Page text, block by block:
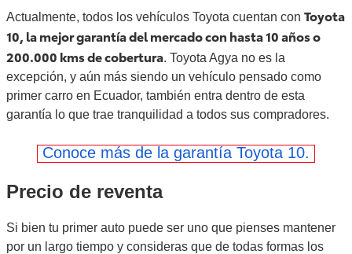
Actualmente, todos los vehículos Toyota cuentan con Toyota
10, la mejor garantía del mercado con hasta 10 años o
200.000 kms de cobertura. Toyota Agya no es la
excepción, y aún más siendo un vehículo pensado como
primer carro en Ecuador, también entra dentro de esta
garantía lo que trae tranquilidad a todos sus compradores.
Conoce más de la garantía Toyota 10.
Precio de reventa
Si bien tu primer auto puede ser uno que pienses mantener
por un largo tiempo y consideras que de todas formas los